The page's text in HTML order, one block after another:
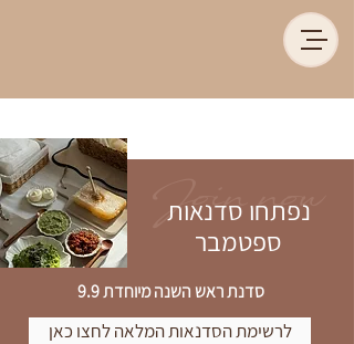
Join now
נפתחו סדנאות
ספטמבר
סדנת ראש השנה מיוחדת 9.9
לרשימת הסדנאות המלאה לחצו כאן